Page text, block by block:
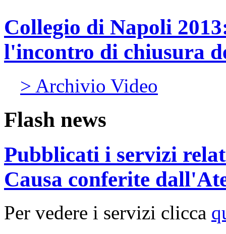
Collegio di Napoli
l'incontro di chiusura
> Archivio Video
Flash news
Pubblicati i servizi
Causa conferite
Per vedere i servizi clicca